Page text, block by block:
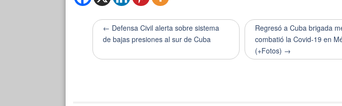
← Defensa Civil alerta sobre sistema
de bajas presiones al sur de Cuba
Regresó a Cuba brigada
combatió la Covid-19 en
(+Fotos) →